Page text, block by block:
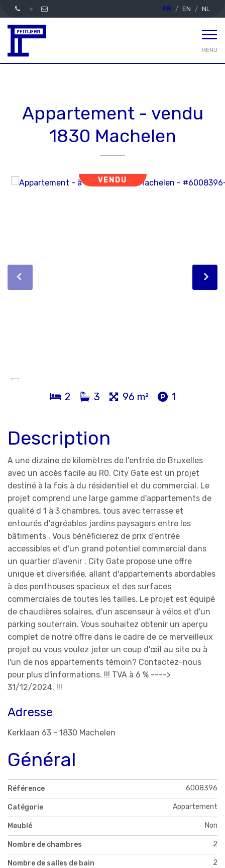
FR EN NL
MENU
Appartement - vendu
1830 Machelen
VENDU
2 3 96 m² 1
Description
A une dizaine de kilomètres de l'entrée de Bruxelles
avec un accès facile au R0, City Gate est un projet
destiné à la fois à du résidentiel et du commercial. Le
projet comprend une large gamme d'appartements de
qualité d 1 à 3 chambres, tous avec terrasse et
entourés d'agréables jardins paysagers entre les
bâtiments . Vous bénéficierez de prix d'entrée
accessibles et d'un grand potentiel commercial dans
un quartier d'avenir . City Gate propose une offre
unique et diversifiée, allant d'appartements abordables
à des penthouses spacieux et des surfaces
commerciales de toutes les tailles. Le projet est équipé
de chaudières solaires, d'un ascenseur à vélos et d'un
parking souterrain. Vous souhaitez obtenir un aperçu
complet de notre offre dans le cadre de ce merveilleux
projet ou vous voulez jeter un coup d'œil au site ou à
l'un de nos appartements témoin? Contactez-nous
pour plus d'informations. !!! TVA à 6 % ---->
31/12/2024. !!!
Adresse
Kerklaan 63 - 1830 Machelen
Général
Référence 6008396
Catégorie Appartement
Meublé Non
Nombre de chambres 2
Nombre de salles de bain 2